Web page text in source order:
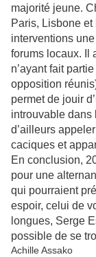
majorité jeune.
Paris, Lisbone
interventions
forums locaux. Il
n’ayant fait
opposition
permet de jouir
introuvable dans
d’ailleurs
caciques et
En conclusion,
pour une
qui pourraient
espoir, celui de
longues, Serge
possible de se
Achille Assako